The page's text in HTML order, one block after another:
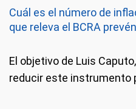
Cuál es el número de
que releva el BCRA
El objetivo de Luis
reducir este instrumento